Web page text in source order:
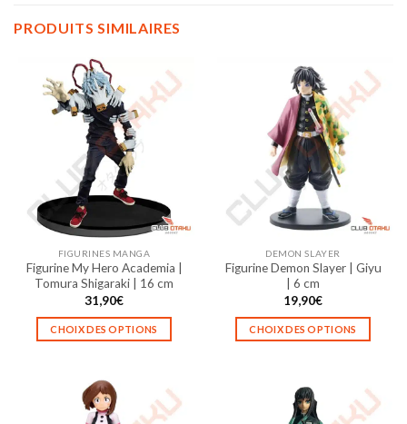
PRODUITS SIMILAIRES
FIGURINES MANGA
Figurine My Hero Academia |
Tomura Shigaraki | 16 cm
31,90€
CHOIX DES OPTIONS
a
plusieurs
DEMON SLAYER
Figurine Demon Slayer | Giyu
| 6 cm
19,90€
CHOIX DES OPTIONS
a
plusieurs